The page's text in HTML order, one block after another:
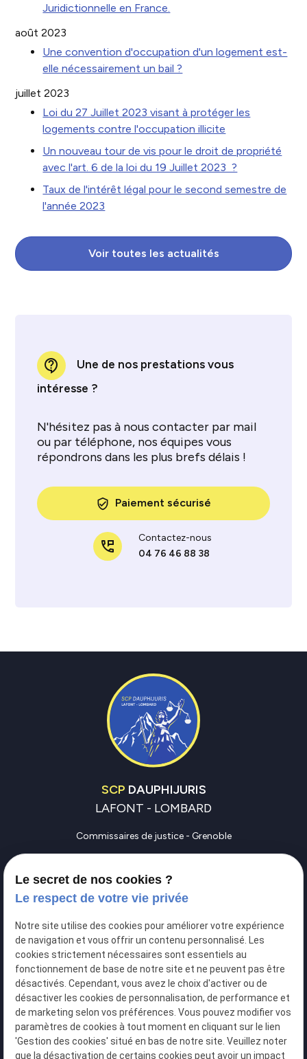
Juridictionnelle en France.
août 2023
Une convention d'occupation d'un logement est-
elle nécessairement un bail ?
juillet 2023
Loi du 27 Juillet 2023 visant à protéger les
logements contre l'occupation illicite
Un nouveau tour de vis pour le droit de propriété
avec l'art. 6 de la loi du 19 Juillet 2023 ?
Taux de l'intérêt légal pour le second semestre de
l'année 2023
Voir toutes les actualités
contact_support
Une de nos prestations vous
intéresse ?
N'hésitez pas à nous contacter par mail
ou par téléphone, nos équipes vous
répondrons dans les plus brefs délais !
verified_user Paiement sécurisé
perm_phone_msg
Contactez-nous
04 76 46 88 38
SCP DAUPHIJURIS
LAFONT - LOMBARD
Commissaires de justice - Grenoble
Commissaires de justice - Bourgoin-Jallieu
perm_phone_msg
Contactez-nous
04 76 46 88 38
LinkedIn
S.C.P DAUPHIJURIS
map
Le secret de nos cookies ?
Le respect de votre vie privée
Notre site utilise des cookies pour améliorer votre expérience
de navigation et vous offrir un contenu personnalisé. Les
cookies strictement nécessaires sont essentiels au
fonctionnement de base de notre site et ne peuvent pas être
désactivés. Cependant, vous avez le choix d'activer ou de
désactiver les cookies de personnalisation, de performance et
de marketing selon vos préférences. Vous pouvez modifier vos
paramètres de cookies à tout moment en cliquant sur le lien
'Gestion des cookies' situé en bas de notre site. Veuillez noter
que la désactivation de certains cookies peut avoir un impact